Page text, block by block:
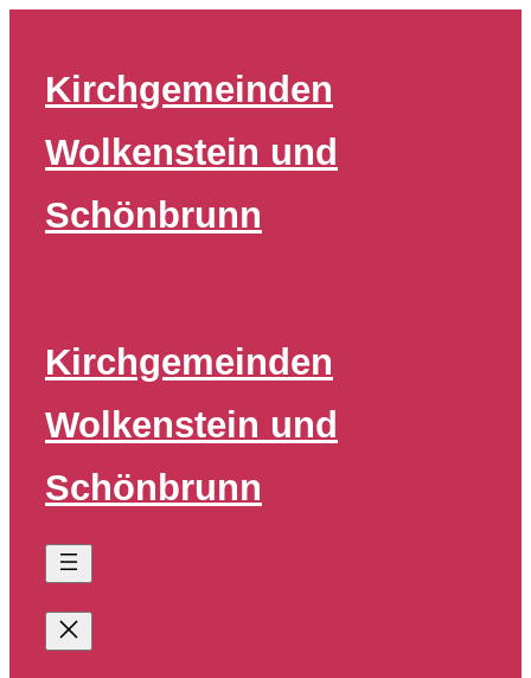
springen
Kirchgemeinden
Wolkenstein und
Schönbrunn
Kirchgemeinden
Wolkenstein und
Schönbrunn